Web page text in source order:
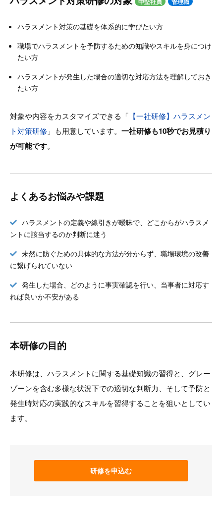
ハラスメント対策の基礎を体系的に学びたい方
職場でハラスメントを予防するための知識やスキルを身につけ
たい方
ハラスメントが発生した場合の適切な対応方法を理解しておき
たい方
対象や内容をカスタマイズできる「 【一社研修】ハラスメン
ト対策研修 」も用意しています。 一社研修も10秒でお見積り
が可能です。
よくあるお悩みや課題
ハラスメントの定義や線引きが曖昧で、どこからがハラスメ
ントに該当するのか判断に迷う
未然に防ぐための具体的な方法が分からず、職場環境の改善
に繋げられていない
発生した場合、どのように事実確認を行い、当事者に対応す
れば良いか不安がある
本研修の目的
本研修は、ハラスメントに関する基礎知識の習得と、グレー
ゾーンを含む多様な状況下での適切な判断力、そして予防と
発生時対応の実践的なスキルを習得することを狙いとしてい
ます。
研修を申込む